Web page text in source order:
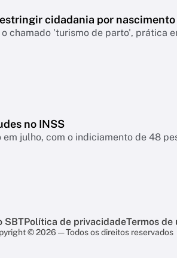
cidadania por nascimento
chamado 'turismo de parto', prática
no INSS
julho, com o indiciamento de 48
SBTPolítica de privacidadeTermos de
© 2026 — Todos os direitos reservados